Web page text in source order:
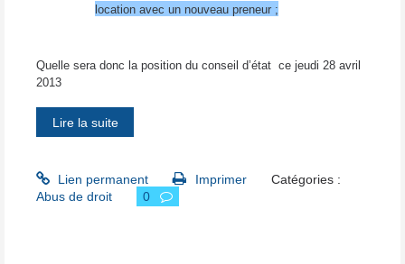
location avec un nouveau preneur ;
Quelle sera donc la position du conseil d’état ce jeudi 28 avril
2013
Lire la suite
Lien permanent Imprimer
Catégories :
Abus de droit
0